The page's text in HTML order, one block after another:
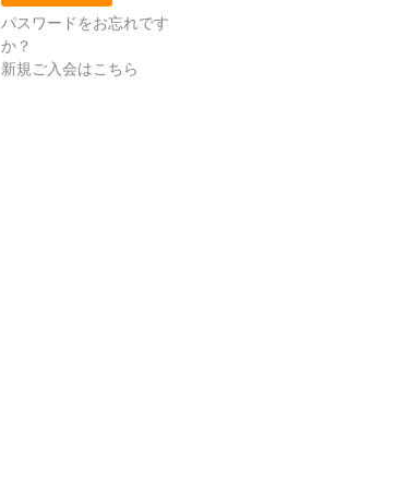
パスワードをお忘れです
か？
新規ご入会はこちら